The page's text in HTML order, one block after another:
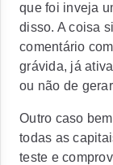
que foi inveja
disso. A coisa
comentário
grávida, já
ou não de
Outro caso
todas as
teste e